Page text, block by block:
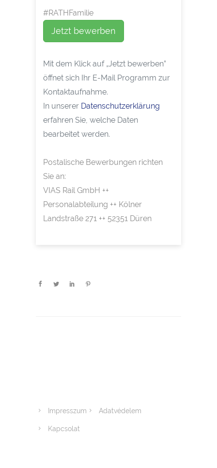
#RATHFamilie
Jetzt bewerben
Mit dem Klick auf „Jetzt bewerben”
öffnet sich Ihr E-Mail Programm zur
Kontaktaufnahme.
In unserer Datenschutzerklärung
erfahren Sie, welche Daten
bearbeitet werden.
Postalische Bewerbungen richten
Sie an:
VIAS Rail GmbH ++
Personalabteilung ++ Kölner
Landstraße 271 ++ 52351 Düren
Impresszum Adatvédelem
Kapcsolat